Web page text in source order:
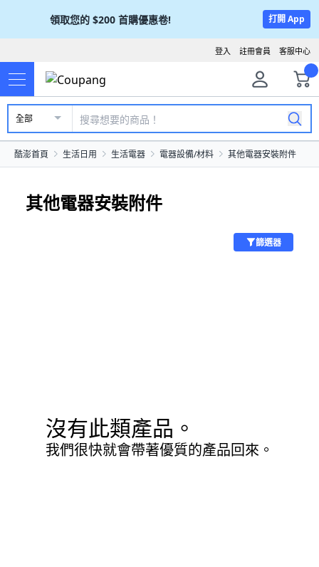
領取您的 $200 首購優惠卷! 打開 App
客服中心
註冊會員
登入
全部
酷澎首頁 生活日用 生活電器 電器設備/材料 其他電器安裝附件
其他電器安裝附件
篩選器
沒有此類產品。
我們很快就會帶著優質的產品回來。